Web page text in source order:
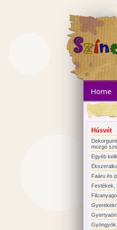
Home
Húsvét
mozgó
Egyéb
Faáru és
Festékek,